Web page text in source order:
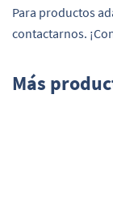
Para productos
contactarnos.
Más